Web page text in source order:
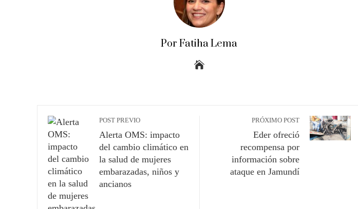
Por Fatiha Lema
POST PREVIO
Alerta OMS: impacto
del cambio climático en
la salud de mujeres
embarazadas, niños y
ancianos
PRÓXIMO POST
Eder ofreció
recompensa por
información sobre
ataque en Jamundí